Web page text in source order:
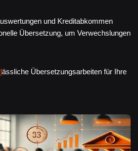
und Kreditabkommen
Übersetzung, um Verwechslungen
ässliche Übersetzungsarbeiten für Ihre